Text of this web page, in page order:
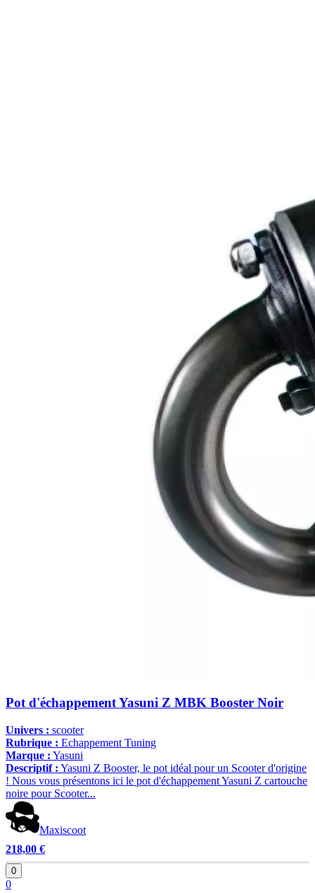
Pot d'échappement Yasuni Z MBK Booster Noir
Univers : scooter
Rubrique : Echappement Tuning
Marque : Yasuni
Descriptif : Yasuni Z Booster, le pot idéal pour un Scooter d'origine
! Nous vous présentons ici le pot d'échappement Yasuni Z cartouche
noire pour Scooter...
Maxiscoot
218,00 €
0
0